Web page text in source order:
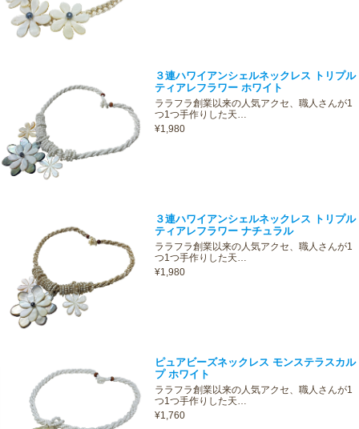
３連ハワイアンシェルネックレス トリプル
ティアレフラワー ホワイト
ララフラ創業以来の人気アクセ、職人さんが1
つ1つ手作りした天…
¥1,980
３連ハワイアンシェルネックレス トリプル
ティアレフラワー ナチュラル
ララフラ創業以来の人気アクセ、職人さんが1
つ1つ手作りした天…
¥1,980
ピュアビーズネックレス モンステラスカル
プ ホワイト
ララフラ創業以来の人気アクセ、職人さんが1
つ1つ手作りした天…
¥1,760